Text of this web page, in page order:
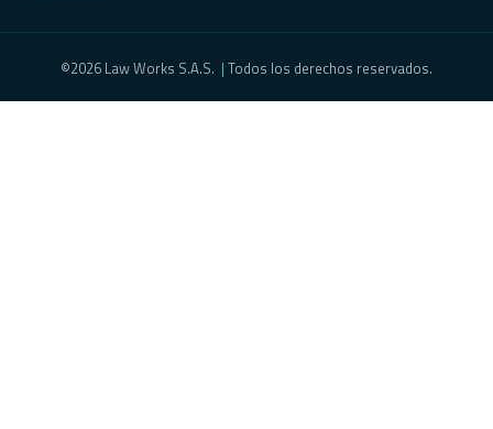
©2026 Law Works S.A.S. | Todos los derechos reservados.